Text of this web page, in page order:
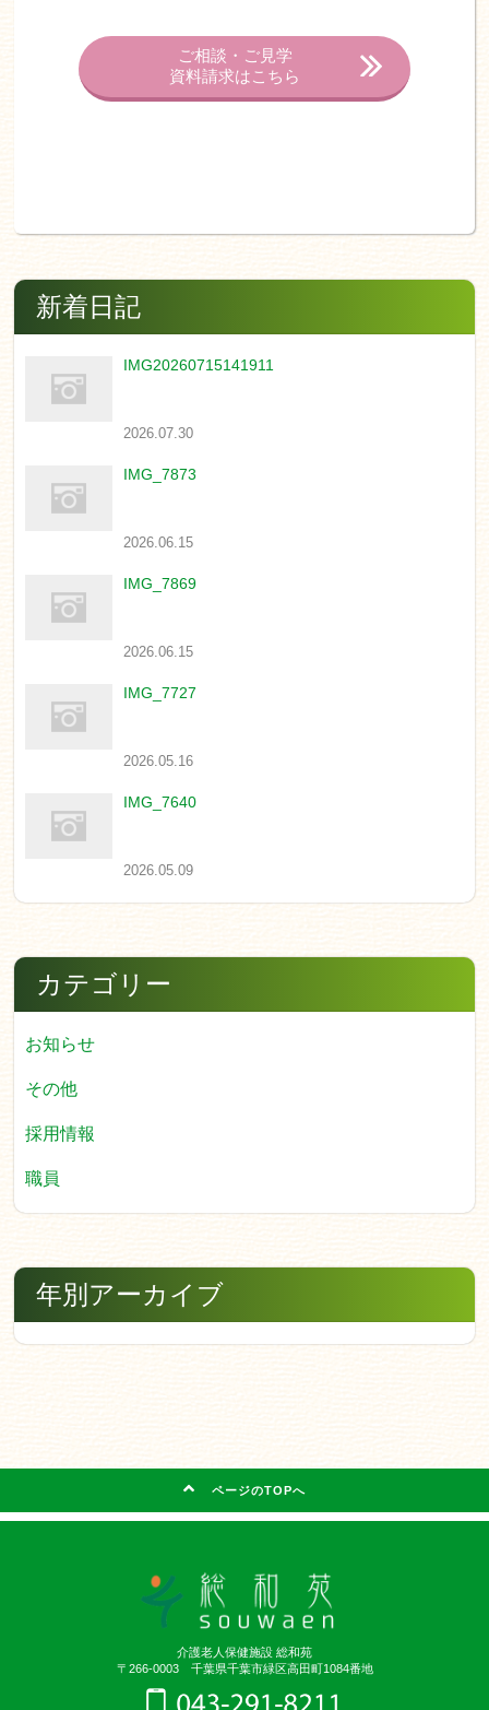
ご相談・ご見学
資料請求はこちら
新着日記
IMG20260715141911
2026.07.30
IMG_7873
2026.06.15
IMG_7869
2026.06.15
IMG_7727
2026.05.16
IMG_7640
2026.05.09
カテゴリー
お知らせ
その他
採用情報
職員
年別アーカイブ
ページのTOPへ
介護老人保健施設 総和苑
〒266-0003 千葉県千葉市緑区高田町1084番地